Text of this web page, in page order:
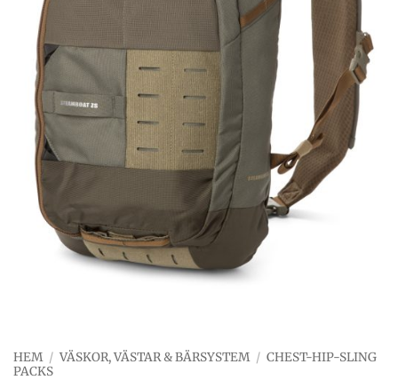
HEM / VÄSKOR, VÄSTAR & BÄRSYSTEM / CHEST-HIP-SLING
PACKS